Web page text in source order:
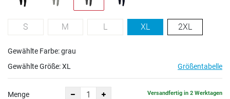
S M L XL 2XL
Gewählte Farbe: grau
Gewählte Größe:XL Größentabelle
Menge Versandfertig in 2 Werktagen